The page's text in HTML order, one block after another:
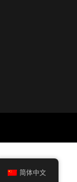
简体中文